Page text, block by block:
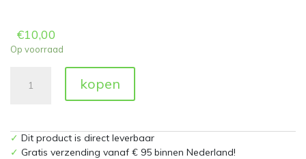
€10,00
Op voorraad
kopen
✓ Dit product is direct leverbaar
✓ Gratis verzending vanaf € 95 binnen Nederland!